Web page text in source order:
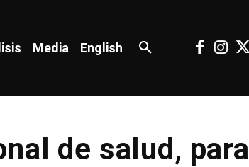
Media English
de salud, para